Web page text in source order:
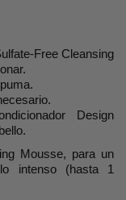
Free Cleansing
Design
Mousse, para un
intenso (hasta 1